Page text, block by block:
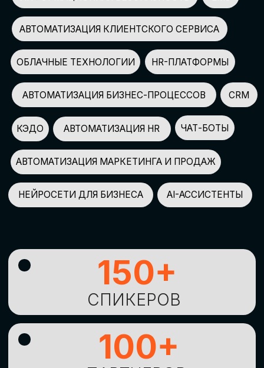
СПИКЕРОВ
150+
ПАРТНЕРОВ
100+
УЧАСТНИКОВ
2500+
GLOBAL TECH FORUM –
ИЗУЧЕНИЯНОВЫХ
ТЕХНОЛОГИЙИ
СТРАТЕГИЧЕСКИХ
ПОДХОДОВ К ЦИФРОВОЙ
ТРАНСФОРМАЦИИ
БИЗНЕСА